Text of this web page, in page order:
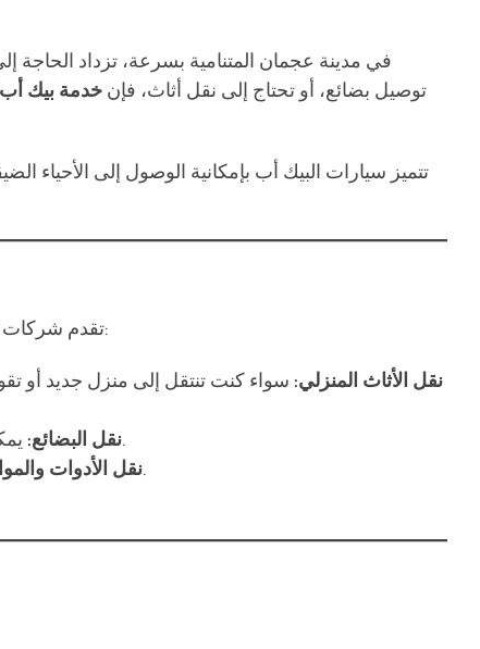
في مدينة عجمان المتنامية بسرعة، تزداد
توصيل بضائع، أو تحتاج إلى نقل أثاث، فإن خدمة بيك
تتميز سيارات البيك أب بإمكانية الوصول إلى الأحياء
تقدم شركات النقل في عجمان خدمات بيك أب للإيجار تناسب جميع أنواع الاحتياجات، سواء كانت شخصية أو تجارية. وتشمل هذه الخدمات:
نقل الأثاث المنزلي: سواء كنت تنتقل إلى منزل جديد أو
نقل البضائع:يمكن استخدام سيارات البيك أب لنقل الطرود والبضائع التجارية من وإلى المحلات، المخازن، أو العملاء بشكل سريع وفعال.
نقل الأدواتلأصحاب الورش أو المقاولين، توفر البيك أب وسيلة مثالية لنقل المعدات ومواد البناء الخفيفة بسهولة إلى مواقع العمل.